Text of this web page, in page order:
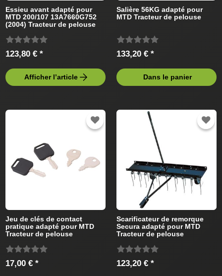
Essieu avant adapté pour
MTD 200/107 13A7660G752
(2004) Tracteur de pelouse
123,80 € *
Afficher l’article
Salière 56KG adapté pour
MTD Tracteur de pelouse
133,20 € *
Dans le panier
Jeu de clés de contact
pratique adapté pour MTD
Tracteur de pelouse
17,00 € *
Scarificateur de remorque
Secura adapté pour MTD
Tracteur de pelouse
123,20 € *